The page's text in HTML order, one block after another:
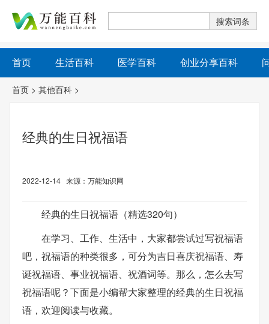
首页 生活百科 医学百科 创业分享百科
首页 > 其他百科 >
经典的生日祝福语
2022-12-14 来源：万能知识网
经典的生日祝福语（精选320句）
在学习、工作、生活中，大家都尝试过写祝福语
吧，祝福语的种类很多，可分为吉日喜庆祝福语、寿
诞祝福语、事业祝福语、祝酒词等。那么，怎么去写
祝福语呢？下面是小编帮大家整理的经典的生日祝福
语，欢迎阅读与收藏。